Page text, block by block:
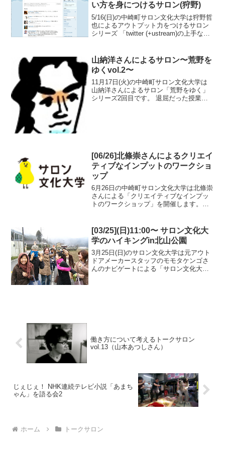
い方を身につけるサロン(狩野)
5/16(日)の中崎町サロン文化大学は狩野哲
也によるアウトプット力をつけるサロン
シリーズ 「twitter (+ustream)の上手な使
回のtwitterの使い方を身...
山納洋さんによるサロン〜荒野を
ゆくvol.2〜
11月17日(火)の中崎町サロン文化大学は
山納洋さんによるサロン「荒野をゆく」
シリーズ2回目です。 退屈だった授業の
[06/26]北條崇さんによるクリエイ
ティブなインプットのワークショ
ップ
6月26日の中崎町サロン文化大学は北條崇
さんによる「クリエイティブなインプッ
トのワークショップ」を開催します。考
角度から「観る」ことを考えるワークシ
ョップです。前回の様...
[03/25](日)11:00〜 サロン文化大
学のハイキングin北山公園
3月25日(日)のサロン文化大学は元アウト
ドアメーカースタッフのモモタケンゴさ
んのナビゲートによる「サロン文化大学
働き方について考えるトークサロン
vol.13（山本あつしさん）
じぇじぇ！ NHK連続テレビ小説「あまち
ゃん」を語る会2
ホーム トークサロン